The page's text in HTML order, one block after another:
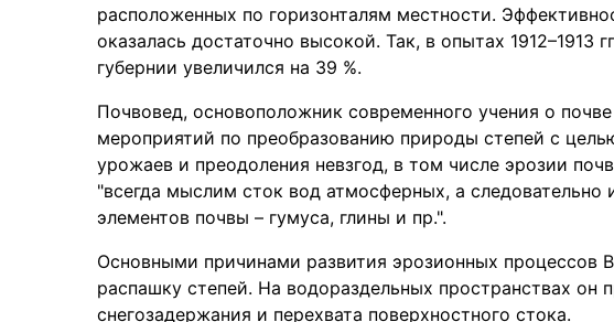
расположенных по горизонталям местности.
оказалась достаточно высокой. Так, в опытах
губернии увеличился на 39 %.
Почвовед, основоположник современного учения о
мероприятий по преобразованию природы степей с
урожаев и преодоления невзгод, в том числе эрозии
"всегда мыслим сток вод атмосферных, а
элементов почвы – гумуса, глины и пр.".
Основными причинами развития эрозионных процессов
распашку степей. На водораздельных пространствах он
снегозадержания и перехвата поверхностного стока.